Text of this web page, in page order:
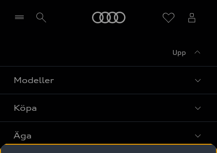
Upp
Modeller
Alla modeller
Elbilar
Köpa
Privaterbjudanden
Äga